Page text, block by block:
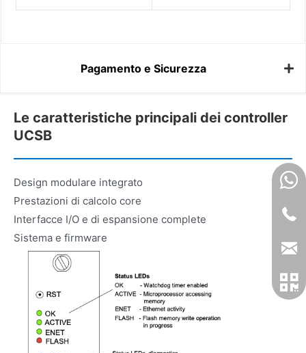
Pagamento e Sicurezza
Le caratteristiche principali dei controller
UCSB
Design modulare integrato
Prestazioni di calcolo core
Interfacce I/O e di espansione complete
Sistema e firmware